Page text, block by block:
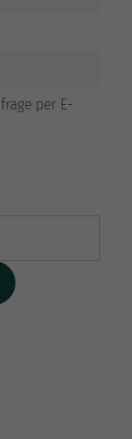
per E-